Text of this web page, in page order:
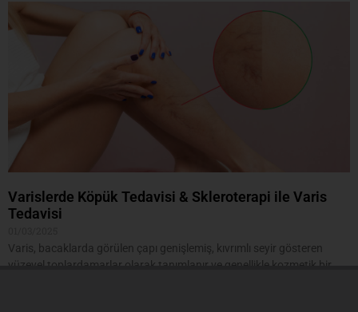
Varislerde Köpük Tedavisi & Skleroterapi ile Varis
Tedavisi
Varis, bacaklarda görülen çapı genişlemiş, kıvrımlı seyir gösteren
yüzeyel toplardamarlar olarak tanımlanır ve genellikle kozmetik bir